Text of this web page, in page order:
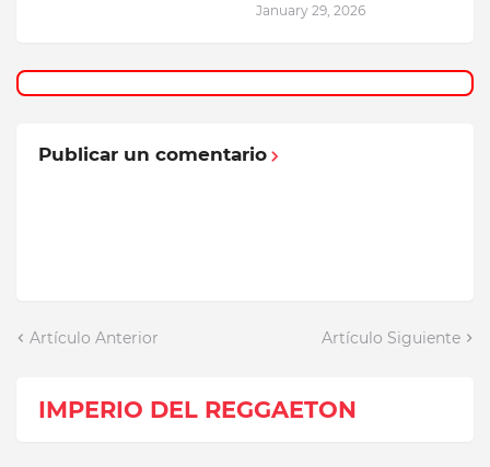
January 29, 2026
Publicar un comentario
Artículo Anterior Artículo Siguiente
IMPERIO DEL REGGAETON